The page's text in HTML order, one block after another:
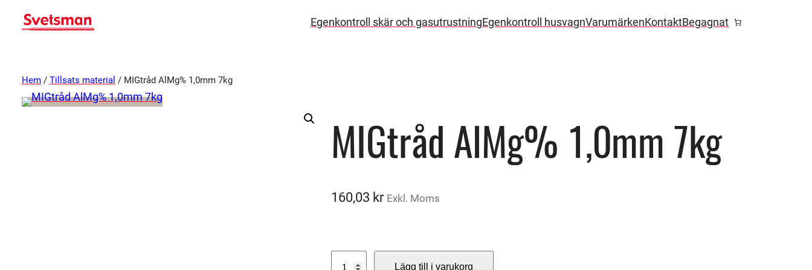
Egenkontroll skär och gasutrustningEgenkontroll husvagnVarumärkenKontaktBegagnat
Hem / Tillsats material / MIGtråd AlMg% 1,0mm 7kg
MIGtråd AlMg% 1,0mm 7kg
160,03 kr Exkl. Moms
Lägg till i varukorg